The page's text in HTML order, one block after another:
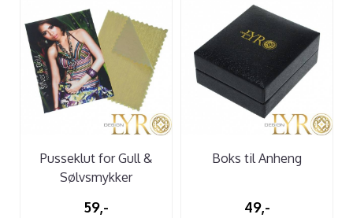
Pusseklut for Gull &
Sølvsmykker
59,-
Boks til Anheng
49,-